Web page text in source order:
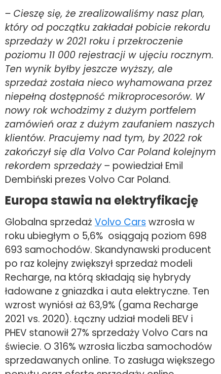
– Cieszę się, że zrealizowaliśmy nasz plan,
który od początku zakładał pobicie rekordu
sprzedaży w 2021 roku i przekroczenie
poziomu 11 000 rejestracji w ujęciu rocznym.
Ten wynik byłby jeszcze wyższy, ale
sprzedaż została nieco wyhamowana przez
niepełną dostępność mikroprocesorów. W
nowy rok wchodzimy z dużym portfelem
zamówień oraz z dużym zaufaniem naszych
klientów. Pracujemy nad tym, by 2022 rok
zakończył się dla Volvo Car Poland kolejnym
rekordem sprzedaży – powiedział Emil
Dembiński prezes Volvo Car Poland.
Europa stawia na elektryfikację
Globalna sprzedaż Volvo Cars wzrosła w
roku ubiegłym o 5,6% osiągają poziom 698
693 samochodów. Skandynawski producent
po raz kolejny zwiększył sprzedaż modeli
Recharge, na którą składają się hybrydy
ładowane z gniazdka i auta elektryczne. Ten
wzrost wyniósł aż 63,9% (gama Recharge
2021 vs. 2020). Łączny udział modeli BEV i
PHEV stanowił 27% sprzedaży Volvo Cars na
świecie. O 316% wzrosła liczba samochodów
sprzedawanych online. To zasługa większego